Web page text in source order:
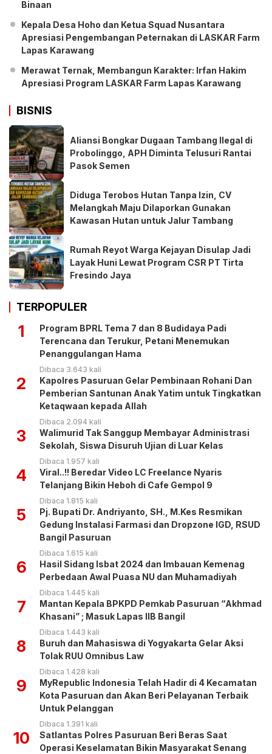
Binaan
Kepala Desa Hoho dan Ketua Squad Nusantara
Apresiasi Pengembangan Peternakan di LASKAR Farm
Lapas Karawang
Merawat Ternak, Membangun Karakter: Irfan Hakim
Apresiasi Program LASKAR Farm Lapas Karawang
BISNIS
Aliansi Bongkar Dugaan Tambang Ilegal di
Probolinggo, APH Diminta Telusuri Rantai
Pasok Semen
Diduga Terobos Hutan Tanpa Izin, CV
Melangkah Maju Dilaporkan Gunakan
Kawasan Hutan untuk Jalur Tambang
Rumah Reyot Warga Kejayan Disulap Jadi
Layak Huni Lewat Program CSR PT Tirta
Fresindo Jaya
TERPOPULER
1
Program BPRL Tema 7 dan 8 Budidaya Padi
Terencana dan Terukur, Petani Menemukan
Penanggulangan Hama
Dibaca 3.643 kali
2
Kapolres Pasuruan Gelar Pembinaan Rohani Dan
Pemberian Santunan Anak Yatim untuk Tingkatkan
Ketaqwaan kepada Allah
Dibaca 2.094 kali
3
Walimurid Tak Sanggup Membayar Administrasi
Sekolah, Siswa Disuruh Ujian di Luar Kelas
Dibaca 1.957 kali
4
Viral..!! Beredar Video LC Freelance Nyaris
Telanjang Bikin Heboh di Cafe Gempol 9
Dibaca 1.815 kali
5
Pj. Bupati Dr. Andriyanto, SH., M.Kes Resmikan
Gedung Instalasi Farmasi dan Dropzone IGD, RSUD
Bangil Pasuruan
Dibaca 1.615 kali
6
Hasil Sidang Isbat 2024 dan Imbauan Kemenag
Perbedaan Awal Puasa NU dan Muhamadiyah
Dibaca 1.445 kali
7
Mantan Kepala BPKPD Pemkab Pasuruan “Akhmad
Khasani” ; Masuk Lapas IIB Bangil
Dibaca 1.443 kali
8
Buruh dan Mahasiswa di Yogyakarta Gelar Aksi
Tolak RUU Omnibus Law
Dibaca 1.428 kali
9
MyRepublic Indonesia Telah Hadir di 4 Kecamatan
Kota Pasuruan dan Akan Beri Pelayanan Terbaik
Untuk Pelanggan
Dibaca 1.391 kali
10
Satlantas Polres Pasuruan Beri Beras Saat
Operasi Keselamatan Bikin Masyarakat Senang